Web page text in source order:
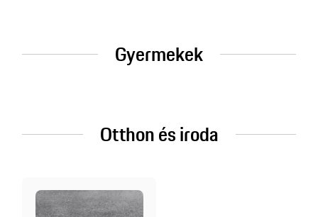
Gyermekek
Otthon és iroda